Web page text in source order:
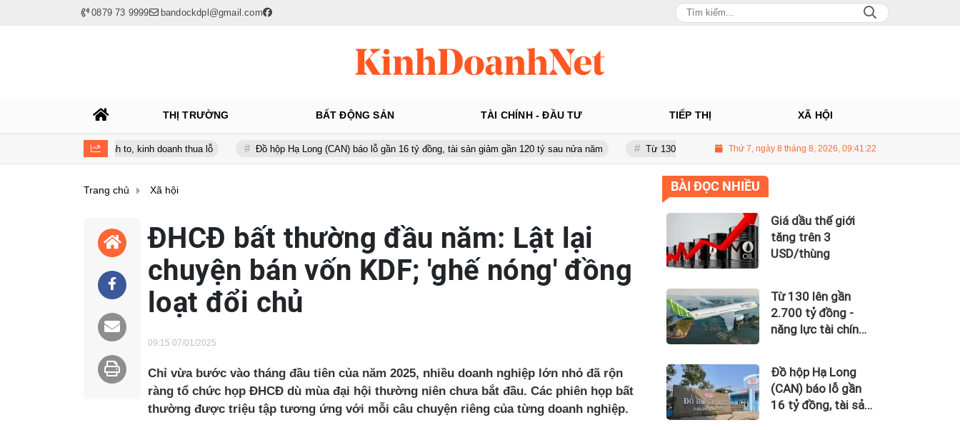
0879 73 9999 bandockdpl@gmail.com
THỊ TRƯỜNG BẤT ĐỘNG SẢN TÀI CHÍNH - ĐẦU TƯ TIẾP THỊ XÃ HỘI
nợ vay phình to, kinh doanh thua lỗ Đồ hộp Hạ Long (CAN) báo lỗ gần 16 tỷ đồng, tài sản giảm gần 120 tỷ sau nửa năm Từ 130 lên gần 2.700 tỷ đồng - năng lực tài chính của Bamboo Airways nhìn từ công
Thứ 7, ngày 8 tháng 8, 2026, 09:41:23
Trang chủ Xã hội
ĐHCĐ bất thường đầu năm: Lật lại
chuyện bán vốn KDF; 'ghế nóng' đồng
loạt đổi chủ
09:15 07/01/2025
Chỉ vừa bước vào tháng đầu tiên của năm 2025, nhiều doanh nghiệp lớn nhỏ đã rộn
ràng tổ chức họp ĐHCĐ dù mùa đại hội thường niên chưa bắt đầu. Các phiên họp bất
thường được triệu tập tương ứng với mỗi câu chuyện riêng của từng doanh nghiệp.
BÀI ĐỌC NHIỀU
Giá dầu thế giới
tăng trên 3
USD/thùng
Từ 130 lên gần
2.700 tỷ đồng -
năng lực tài chính
Airways nhìn từ
công nợ với ACV
Đồ hộp Hạ Long
(CAN) báo lỗ gần
16 tỷ đồng, tài sản